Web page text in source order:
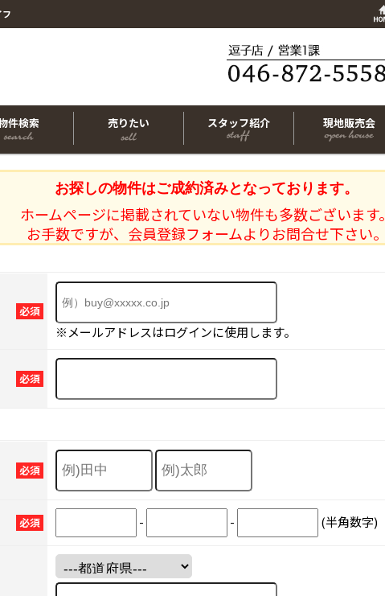
件検索 売りたい スタッフ紹介 現地販売会
お探しの物件はご成約済みとなっております。
ホームページに掲載されていない物件も多数ございます。
お手数ですが、会員登録フォームよりお問合せ下さい。
必須
※メールアドレスはログインに使用します。
必須
必須
必須 - - (半角数字)